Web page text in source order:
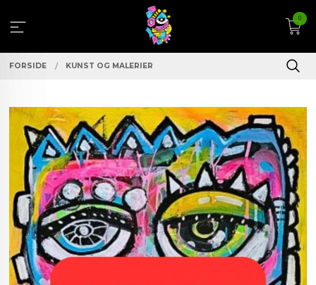
innholdet
0
FORSIDE KUNST OG MALERIER